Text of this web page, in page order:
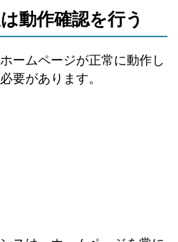
動作確認を行う
ームページが正常に動作し
要があります。